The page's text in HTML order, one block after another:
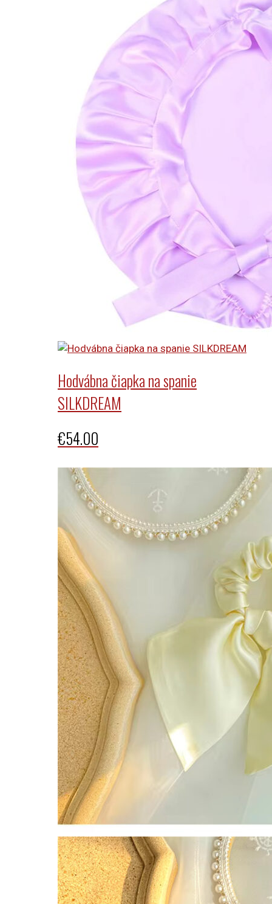
Hodvábna čiapka na spanie
SILKDREAM
€54.00